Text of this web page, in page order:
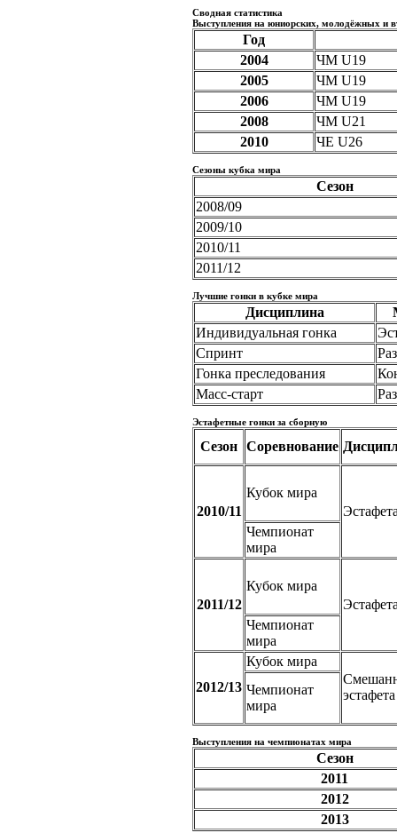
Сводная статистика
Выступления на юниорских, молодёжных и
Год
2004
ЧМ U19
2005
ЧМ U19
2006
ЧМ U19
2008
ЧМ U21
2010
ЧЕ U26
Сезоны кубка мира
Сезон
2008/09
2009/10
2010/11
2011/12
Лучшие гонки в кубке мира
Дисциплина
Индивидуальная гонка
Спринт
Гонка преследования
Масс-старт
Эстафетные гонки за сборную
Сезон Соревнование
2010/11
Кубок мира
Чемпионат
мира
2011/12
Кубок мира
Чемпионат
мира
2012/13
Кубок мира
эстафета
Чемпионат
мира
Выступления на чемпионатах мира
Сезон
2011
2012
2013